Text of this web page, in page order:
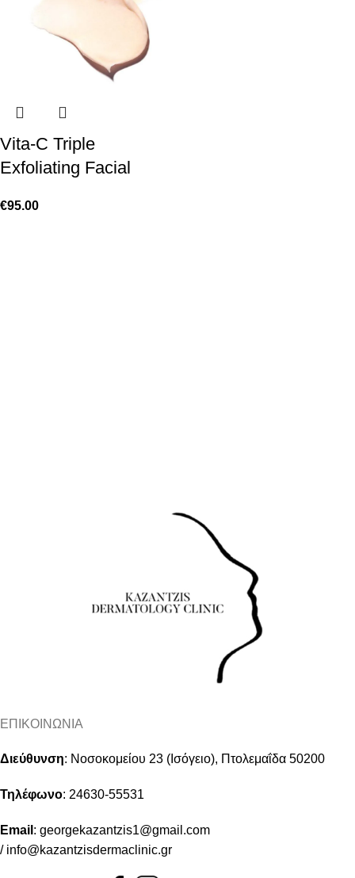
Vita-C Triple
Exfoliating Facial
€95.00
ΕΠΙΚΟΙΝΩΝΙΑ
Διεύθυνση: Νοσοκομείου 23 (Ισόγειο), Πτολεμαΐδα 50200
Τηλέφωνο: 24630-55531
Email : georgekazantzis1@gmail.com
/ info@kazantzisdermaclinic.gr